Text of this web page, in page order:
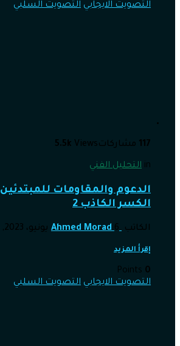
التصويت الايجابي التصويت السلبي
117 مشاركات 5.5k Views
in التحليل الفني
الدعوم والمقاومات للمبتدئين
الكسر الكاذب 2
الكاتب Ahmed Morad 6 يونيو، 2023, 5:34 م
إقرأ المزيد
0
التصويت الايجابي التصويت السلبي